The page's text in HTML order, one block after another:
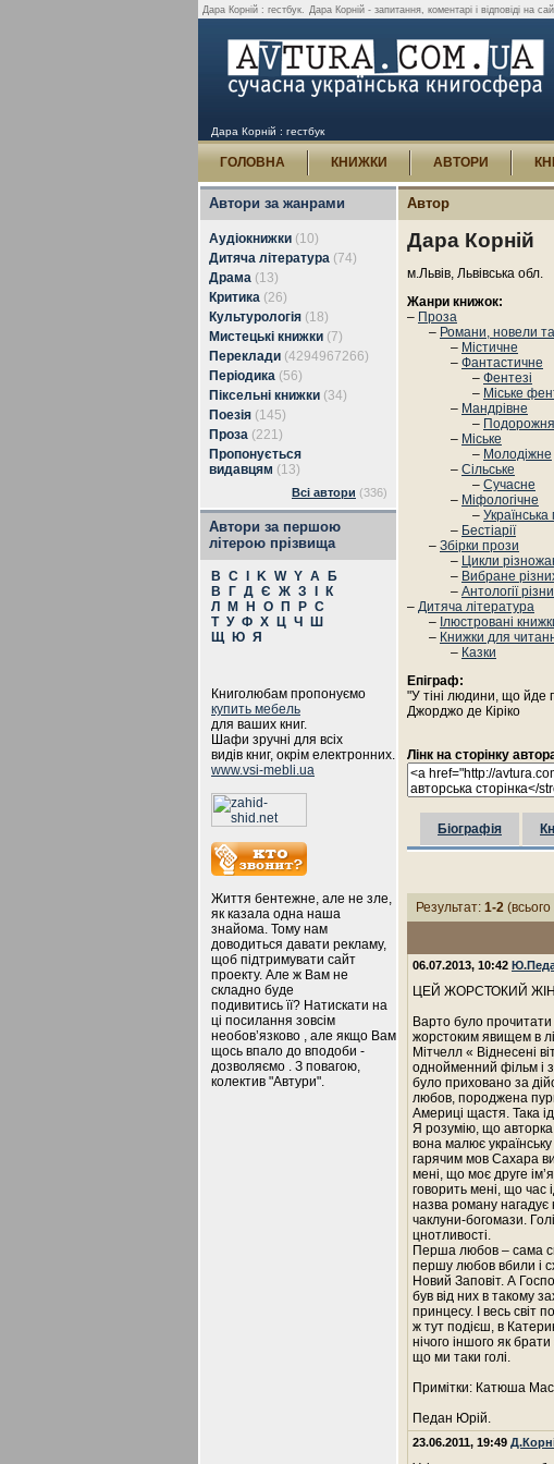
Дара Корній : гестбук. Дара Корній - запитання, коментарі і відповіді на
Дара Корній : гестбук
ГОЛОВНА КНИЖКИ АВТОРИ
Автори за жанрами
Аудіокнижки (10)
Дитяча література (74)
Драма (13)
Критика (26)
Культурологія (18)
Мистецькі книжки (7)
Переклади (4294967266)
Періодика (56)
Піксельні книжки (34)
Поезія (145)
Проза (221)
Пропонується
видавцям (13)
Всі автори (336)
Автори за першою
літерою прізвища
B C K W Y А
Б
В
Г Д Є Ж З
К
Л
М Н О П Р С
Т У Ф Х Ц Ч
Ш
Щ
Ю Я
Книголюбам пропонуємо
купить мебель
для ваших книг.
Шафи зручні для всіх
видів книг, окрім електронних.
www.vsi-mebli.ua
Життя бентежне, але не зле,
як казала одна наша
знайома. Тому нам
доводиться давати рекламу,
щоб підтримувати сайт
проекту. Але ж Вам не
складно буде
подивитись її? Натискати на
ці посилання зовсім
необов’язково , але якщо Вам
щось впало до вподоби -
дозволяємо . З повагою,
колектив "Автури".
Автор
Дара Корній
м.Львів, Львівська обл.
Жанри книжок:
– Проза
– Романи, новели
– Містичне
– Фантастичне
– Фентезі
– Міське
– Мандрівне
– Подорожня
– Міське
– Молодіжне
– Сільське
– Сучасне
– Міфологічне
– Українська
– Бестіарії
– Збірки прози
– Цикли
– Вибране
– Антології
– Дитяча література
– Ілюстровані
– Книжки для
– Казки
Епіграф:
"У тіні людини, що йде
Джорджо де Кіріко
Лінк на сторінку
Біографія
Результат: 1-2
06.07.2013, 10:42
ЦЕЙ ЖОРСТОКИЙ
Варто було
жорстоким явищем в
Мітчелл « Віднесені
однойменний фільм і
було приховано за
любов, породжена
Америці щастя. Така
Я розумію, що авторка
вона малює
гарячим мов Сахара
мені, що моє друге
говорить мені, що час
назва роману нагадує
чаклуни-богомази.
цнотливості.
Перша любов – сама
першу любов вбили і
Новий Заповіт. А
був від них в такому
принцесу. І весь світ
ж тут подієш, в
нічого іншого як
що ми таки голі.
Примітки: Катюша
Педан Юрій.
23.06.2011, 19:49